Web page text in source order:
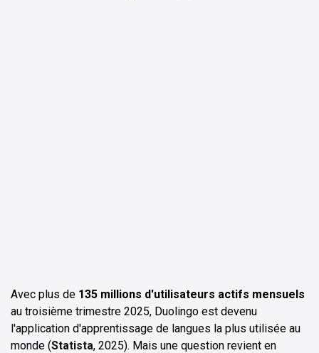
Avec plus de 135 millions d'utilisateurs actifs mensuels
au troisième trimestre 2025, Duolingo est devenu
l'application d'apprentissage de langues la plus utilisée au
monde (Statista, 2025). Mais une question revient en